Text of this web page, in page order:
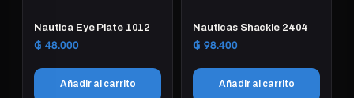
Nautica Eye Plate 1012
₲ 48.000
Añadir al carrito
Nauticas Shackle 2404
₲ 98.400
Añadir al carrito